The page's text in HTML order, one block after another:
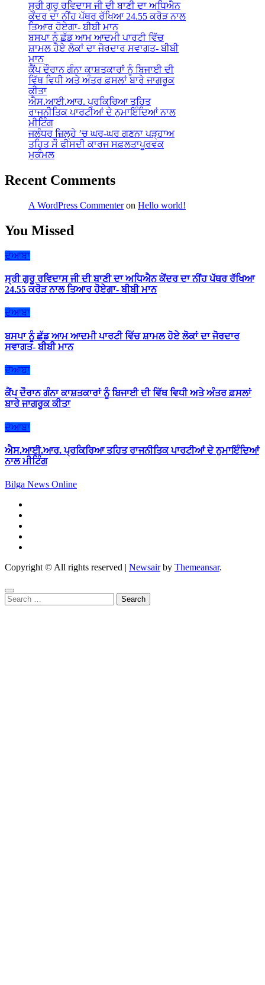
ਸ੍ਰੀ ਗੁਰੂ ਰਵਿਦਾਸ ਜੀ ਦੀ ਬਾਣੀ ਦਾ ਅਧਿਐਨ
ਕੇਂਦਰ ਦਾ ਨੀਂਹ ਪੱਥਰ ਰੱਖਿਆ 24.55 ਕਰੋੜ ਨਾਲ
ਤਿਆਰ ਹੋਏਗਾ- ਬੀਬੀ ਮਾਨ
ਬਸਪਾ ਨੂੰ ਛੱਡ ਆਮ ਆਦਮੀ ਪਾਰਟੀ ਵਿੱਚ
ਸ਼ਾਮਲ ਹੋਏ ਲੋਕਾਂ ਦਾ ਜੋਰਦਾਰ ਸਵਾਗਤ- ਬੀਬੀ
ਮਾਨ
ਕੈਂਪ ਦੌਰਾਨ ਗੰਨਾ ਕਾਸ਼ਤਕਾਰਾਂ ਨੂੰ ਬਿਜਾਈ ਦੀ
ਵਿੱਥ ਵਿਧੀ ਅਤੇ ਅੰਤਰ ਫ਼ਸਲਾਂ ਬਾਰੇ ਜਾਗਰੂਕ
ਕੀਤਾ
ਐਸ.ਆਈ.ਆਰ. ਪ੍ਰਕਿਰਿਆ ਤਹਿਤ
ਰਾਜਨੀਤਿਕ ਪਾਰਟੀਆਂ ਦੇ ਨੁਮਾਇੰਦਿਆਂ ਨਾਲ
ਮੀਟਿੰਗ
ਜਲੰਧਰ ਜ਼ਿਲ੍ਹੇ ’ਚ ਘਰ-ਘਰ ਗਣਨਾ ਪੜ੍ਹਾਅ
ਤਹਿਤ ਸੌ ਫੀਸਦੀ ਕਾਰਜ ਸਫ਼ਲਤਾਪੂਰਵਕ
ਮੁਕੰਮਲ
Recent Comments
A WordPress Commenteron Hello world!
You Missed
ਦੋਆਬਾ
ਸ੍ਰੀ ਗੁਰੂ ਰਵਿਦਾਸ ਜੀ ਦੀ ਬਾਣੀ ਦਾ ਅਧਿਐਨ ਕੇਂਦਰ ਦਾ ਨੀਂਹ ਪੱਥਰ ਰੱਖਿਆ
24.55 ਕਰੋੜ ਨਾਲ ਤਿਆਰ ਹੋਏਗਾ- ਬੀਬੀ ਮਾਨ
ਦੋਆਬਾ
ਬਸਪਾ ਨੂੰ ਛੱਡ ਆਮ ਆਦਮੀ ਪਾਰਟੀ ਵਿੱਚ ਸ਼ਾਮਲ ਹੋਏ ਲੋਕਾਂ ਦਾ ਜੋਰਦਾਰ
ਸਵਾਗਤ- ਬੀਬੀ ਮਾਨ
ਦੋਆਬਾ
ਕੈਂਪ ਦੌਰਾਨ ਗੰਨਾ ਕਾਸ਼ਤਕਾਰਾਂ ਨੂੰ ਬਿਜਾਈ ਦੀ ਵਿੱਥ ਵਿਧੀ ਅਤੇ ਅੰਤਰ ਫ਼ਸਲਾਂ
ਬਾਰੇ ਜਾਗਰੂਕ ਕੀਤਾ
ਦੋਆਬਾ
ਐਸ.ਆਈ.ਆਰ. ਪ੍ਰਕਿਰਿਆ ਤਹਿਤ ਰਾਜਨੀਤਿਕ ਪਾਰਟੀਆਂ ਦੇ ਨੁਮਾਇੰਦਿਆਂ
ਨਾਲ ਮੀਟਿੰਗ
Bilga News Online
Copyright © All rights reserved | Newsairby Themeansar.
Search
for: